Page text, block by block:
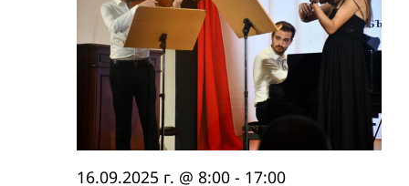
16.09.2025 г. @ 8:00 - 17:00